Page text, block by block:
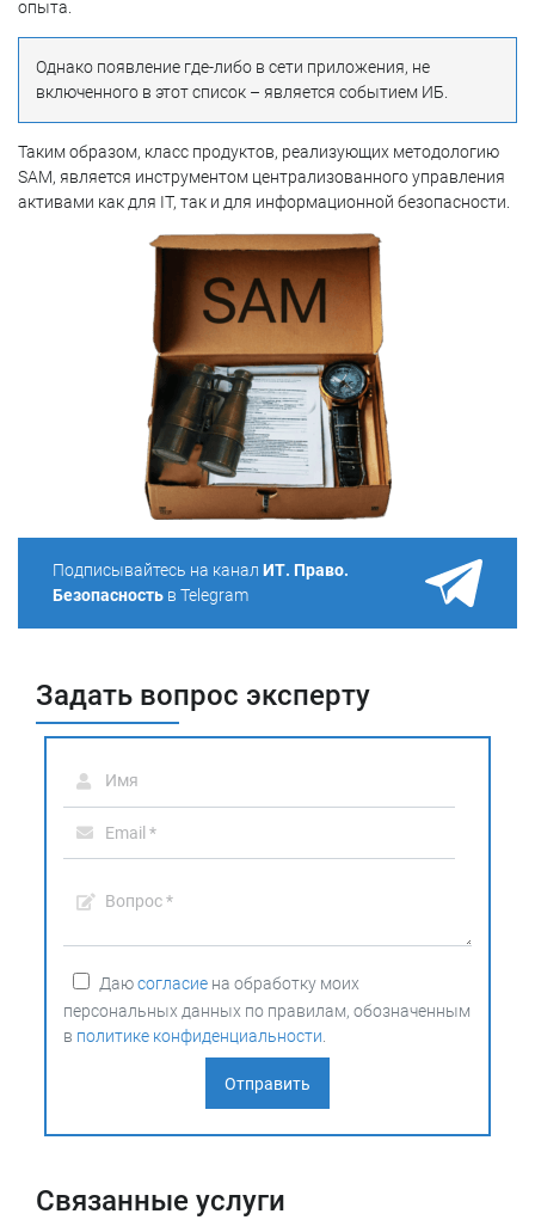
опыта.
Однако появление где-либо в сети приложения, не
включенного в этот список – является событием ИБ.
Таким образом, класс продуктов, реализующих методологию
SAM, является инструментом централизованного управления
активами как для IT, так и для информационной безопасности.
Подписывайтесь на канал ИТ. Право.
Безопасность в Telegram
Задать вопрос эксперту
Даюсогласие на обработку моих
персональных данных по правилам, обозначенным
в политике конфиденциальности
Связанные услуги